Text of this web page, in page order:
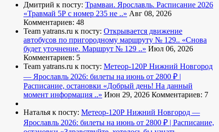
Дмитрий к посту: Трамваи. Ярославль. Расписание 2026
«Травмай 5Р с номер 235 не ..» Авг 08, 2026
Комментариев: 48
Team yatrans.ru к посту: Открывается движение
автобусов по пригородному маршруту № 129.. «Снова
будет уточнение. Маршрут № 129 ..» Июл 06, 2026
Комментариев: 5
Team yatrans.ru к посту: Метеор-120Р Нижний Новгород
— Ярославль 2026: билеты на июнь от 2800 ₽ |
Расписание, остановки «Добрый день! На данный
момент информация ..» Июн 29, 2026 Комментариев: 7
Наталья к посту: Метеор-120Р Нижний Новгород —
Ярославль 2026: билеты на июнь от 2800 ₽ | Расписание,